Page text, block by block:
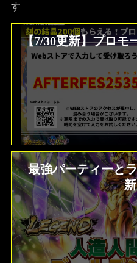
す
【7/30更新】プロ
最強パーティーとランキング！【7/29更
新